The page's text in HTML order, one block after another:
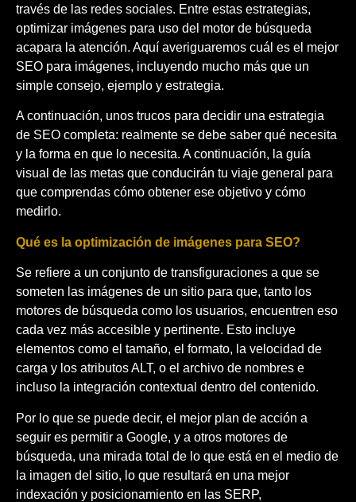
través de las redes sociales. Entre estas estrategias,
optimizar imágenes para uso del motor de búsqueda
acapara la atención. Aquí averiguaremos cuál es el mejor
SEO para imágenes, incluyendo mucho más que un
simple consejo, ejemplo y estrategia.
A continuación, unos trucos para decidir una estrategia
de SEO completa: realmente se debe saber qué necesita
y la forma en que lo necesita. A continuación, la guía
visual de las metas que conducirán tu viaje general para
que comprendas cómo obtener ese objetivo y cómo
medirlo.
Qué es la optimización de imágenes para SEO?
Se refiere a un conjunto de transfiguraciones a que se
someten las imágenes de un sitio para que, tanto los
motores de búsqueda como los usuarios, encuentren eso
cada vez más accesible y pertinente. Esto incluye
elementos como el tamaño, el formato, la velocidad de
carga y los atributos ALT, o el archivo de nombres e
incluso la integración contextual dentro del contenido.
Por lo que se puede decir, el mejor plan de acción a
seguir es permitir a Google, y a otros motores de
búsqueda, una mirada total de lo que está en el medio de
la imagen del sitio, lo que resultará en una mejor
indexación y posicionamiento en las SERP,